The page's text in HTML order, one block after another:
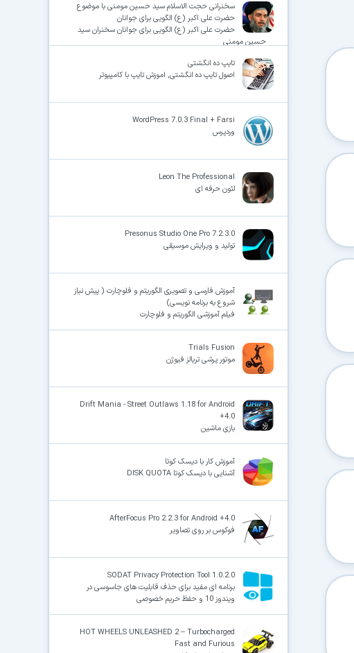
سخنرانی حجت الاسلام سید حسین مومنی با موضوع
حضرت علی اکبر (ع) الگویی برای جوانان
حضرت علی اکبر (ع) الگویی برای جوانان سخنران سید
حسین مومنی
تایپ ده انگشتی
اصول تایپ ده انگشتی, اموزش تایپ با کامپیوتر
WordPress 7.0.3 Final + Farsi
وردپرس
Leon The Professional
لئون حرفه ای
Presonus Studio One Pro 7.2.3.0
تولید و ویرایش موسیقی
آموزش فارسی و تصویری الگوریتم و فلوچارت ( پیش نیاز
شروع به برنامه نویسی)
فیلم آموزشی الگوریتم و فلوچارت
Trials Fusion
موتور پرشی تریالز فیوژن
Drift Mania - Street Outlaws 1.18 for Android
+4.0
بازی ماشین
آموزش کار با دیسک کوتا
آشنایی با دیسک کوتا DISK QUOTA
AfterFocus Pro 2.2.3 for Android +4.0
فوکوس بر روی تصاویر
SODAT Privacy Protection Tool 1.0.2.0
برنامه ای مفید برای حذف قابلیت های جاسوسی در
ویندوز 10 و حفظ حریم خصوصی
HOT WHEELS UNLEASHED 2 – Turbocharged
Fast and Furious